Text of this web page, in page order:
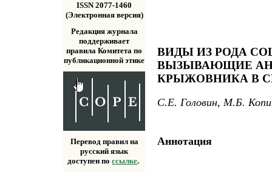
ISSN 2077-1460
(Электронная версия)
Редакция журнала
поддерживает
правила Комитета по
публикационной этике
Перевод правил на
русский язык
доступен поссылке.
ВИДЫ ИЗ РОДА
ВЫЗЫВАЮЩИЕ
КРЫЖОВНИКА В
С.Е. Головин, М.Б.
Аннотация